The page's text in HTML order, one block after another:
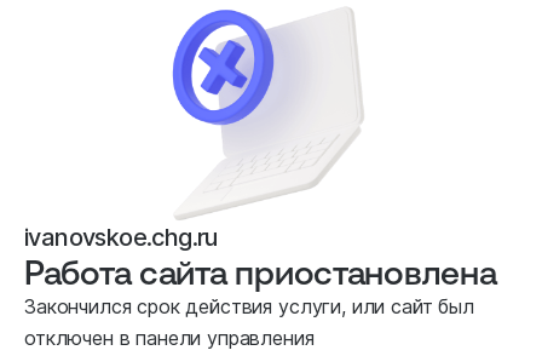
ivanovskoe.chg.ru
Работа сайта приостановлена
Закончился срок действия услуги, или сайт был
отключен в панели управления